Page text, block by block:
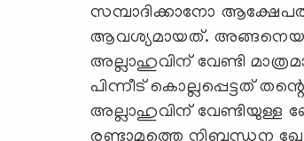
സമ്പാദിക്കാനോ
ആവശ്യമായത്.
അല്ലാഹുവിന് വേണ്ടി
പിന്നീട് കൊല്ലപ്പെട്ടത്
അല്ലാഹുവിന് വേണ്ടിയുള്ള